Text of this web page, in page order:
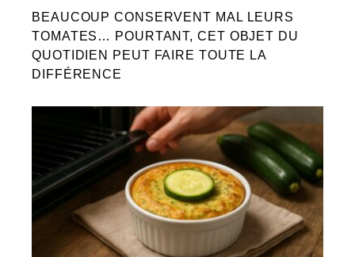
BEAUCOUP CONSERVENT MAL LEURS
TOMATES… POURTANT, CET OBJET DU
QUOTIDIEN PEUT FAIRE TOUTE LA
DIFFÉRENCE